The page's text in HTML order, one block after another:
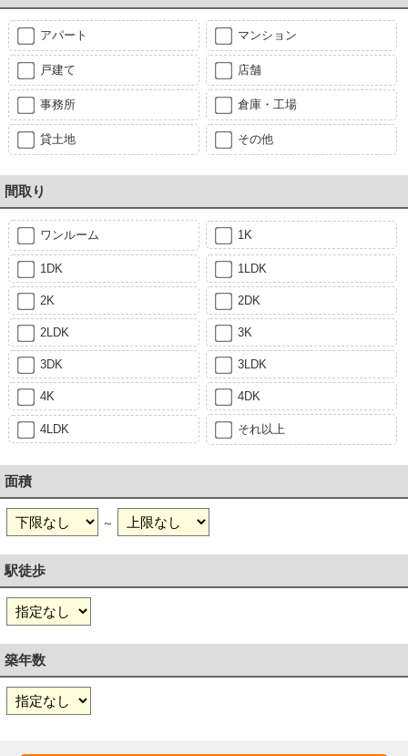
アパート マンション
戸建て 店舗
事務所 倉庫・工場
貸土地 その他
間取り
ワンルーム 1K
1DK 1LDK
2K 2DK
2LDK 3K
3DK 3LDK
4K 4DK
4LDK それ以上
面積
～
駅徒歩
築年数